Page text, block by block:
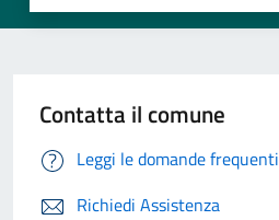
Contatta il comune
Leggi le domande frequenti
Richiedi Assistenza